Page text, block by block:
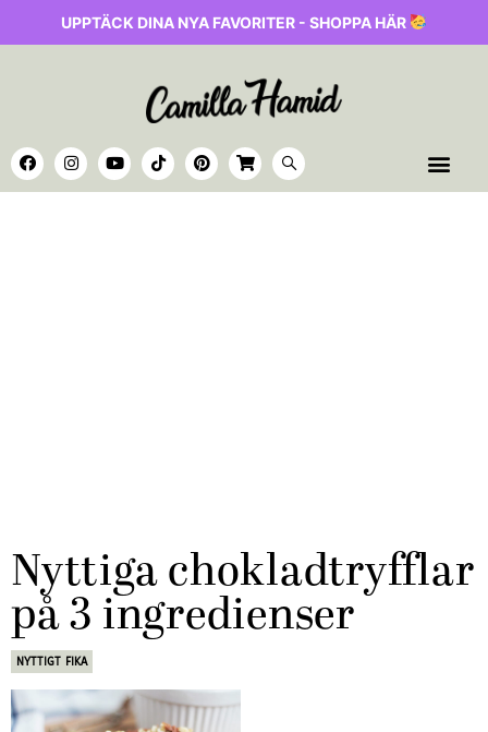
UPPTÄCK DINA NYA FAVORITER - SHOPPA HÄR
Nyttiga chokladtryfflar
på 3 ingredienser
NYTTIGT FIKA